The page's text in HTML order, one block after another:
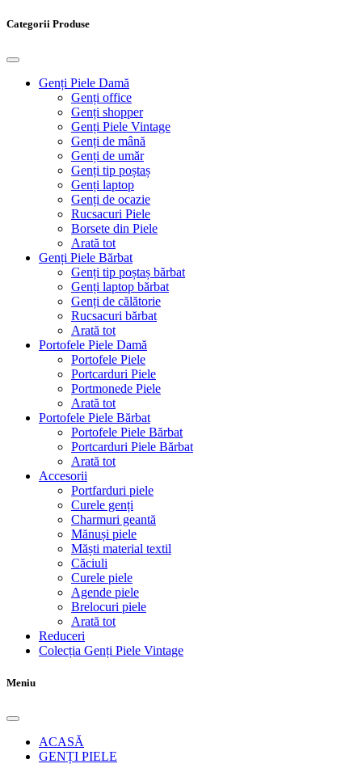
Categorii Produse
Genți Piele Damă
Genți office
Genți shopper
Genți Piele Vintage
Genți de mână
Genți de umăr
Genți tip poștaș
Genți laptop
Genți de ocazie
Rucsacuri Piele
Borsete din Piele
Arată tot
Genți Piele Bărbat
Genți tip poștaș bărbat
Genți laptop bărbat
Genți de călătorie
Rucsacuri bărbat
Arată tot
Portofele Piele Damă
Portofele Piele
Portcarduri Piele
Portmonede Piele
Arată tot
Portofele Piele Bărbat
Portofele Piele Bărbat
Portcarduri Piele Bărbat
Arată tot
Accesorii
Portfarduri piele
Curele genți
Charmuri geantă
Mănuși piele
Măști material textil
Căciuli
Curele piele
Agende piele
Brelocuri piele
Arată tot
Reduceri
Colecția Genți Piele Vintage
Meniu
ACASĂ
GENȚI PIELE